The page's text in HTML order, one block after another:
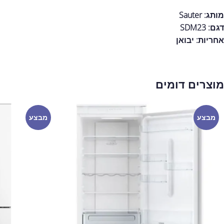
מותג: Sauter
דגם: SDM23
אחריות: יבואן
מוצרים דומים
מבצע מבצע